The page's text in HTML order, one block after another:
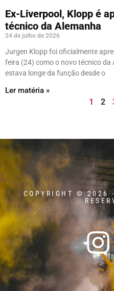
Ex-Liverpool, Klopp é
técnico da Alemanha
24 de julho de 2026
Jurgen Klopp foi oficialmente
feira (24) como o novo técnico
estava longe da função desde o
Ler matéria »
1 2
COPYRIGHT © 2026